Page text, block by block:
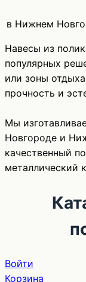
в Нижнем
Навесы из
популярных
или зоны
прочность и
Мы
Новгороде и
качественный
металлический
Войти
Корзина